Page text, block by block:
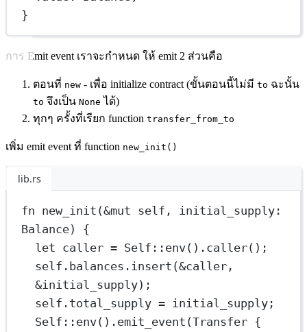
}
การ Emit event เราจะกำหนด ให้ emit 2 ส่วนคือ
ตอนที่ new - เพื่อ initialize contract (ขั้นตอนนี้ไม่มี to ฉะนั้น
to จึงเป็น None ได้)
ทุกๆ ครั้งที่เรียก function transfer_from_to
เพิ่ม emit event ที่ function new_init()
lib.rs
fn new_init (&mut self , initial_supply :
Balance) {
let caller = Self :: env() . caller();
self . balances . insert (&
&initial_supply);
self . total_supply = initial_supply;
Self :: env() . emit_event (Transfer {